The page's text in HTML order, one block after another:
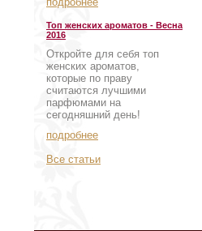
Топ женских ароматов - Весна
2016
Откройте для себя топ
женских ароматов,
которые по праву
считаются лучшими
парфюмами на
сегодняшний день!
подробнее
Все статьи